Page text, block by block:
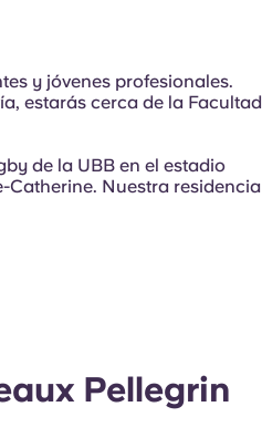
y jóvenes profesionales.
estarás cerca de la Facultad
de la UBB en el estadio
Catherine. Nuestra residencia
Pellegrin